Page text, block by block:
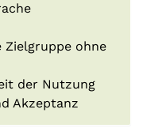
ohne
der Nutzung
Akzeptanz